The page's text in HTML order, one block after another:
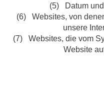
(5) Datum
(6) Websites, von
unsere
(7) Websites, die vom
Website